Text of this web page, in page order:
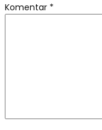
Komentar *